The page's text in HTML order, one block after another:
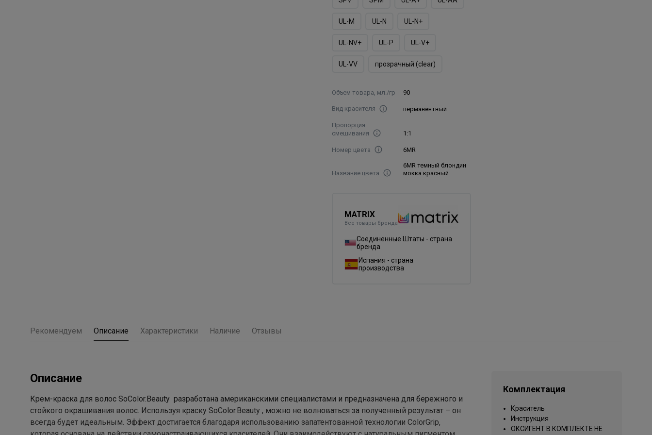
UL-M UL-N UL-N+
UL-NV+ UL-P UL-V+
UL-VV прозрачный (clear)
Объем товара, мл./гр 90
Вид красителя перманентный
Пропорция
смешивания
1:1
Номер цвета 6MR
Название цвета
6MR темный блондин
мокка красный
MATRIX
Все товары бренда
Соединенные Штаты - страна
бренда
Испания - страна
производства
Рекомендуем Описание Характеристики Наличие Отзывы
Описание
Крем-краска для волос SoColor.Beauty разработана американскими специалистами и предназначена для бережного и
стойкого окрашивания волос. Используя краску SoColor.Beauty , можно не волноваться за полученный результат – он
всегда будет идеальным. Эффект достигается благодаря использованию запатентованной технологии ColorGrip,
Комплектация
Краситель
Инструкция
ОКСИГЕНТ В КОМПЛЕКТЕ НЕ